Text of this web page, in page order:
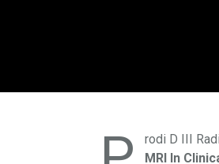
rodi D III
MRI In